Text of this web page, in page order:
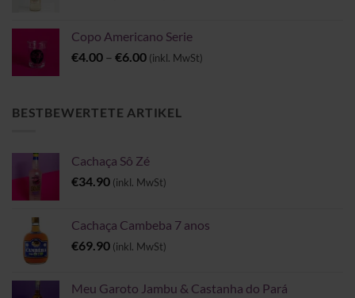
Copo Americano Serie
€4.00 – €6.00Preisspanne:
€6.00
(inkl. MwSt)
BESTBEWERTETE ARTIKEL
Cachaça Sô Zé
€34.90 (inkl. MwSt)
Cachaça Cambeba 7 anos
€69.90 (inkl. MwSt)
Meu Garoto Jambu & Castanha do Pará